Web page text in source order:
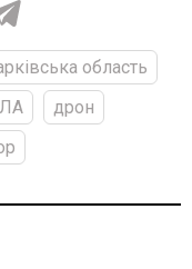
область
дрон